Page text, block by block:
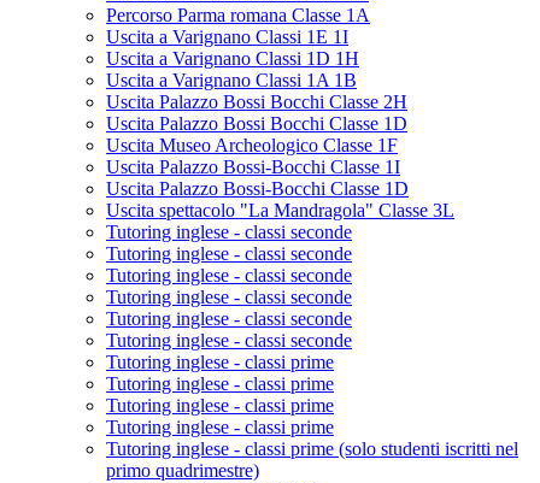
Percorso Parma romana Classe 1A
Uscita a Varignano Classi 1E 1I
Uscita a Varignano Classi 1D 1H
Uscita a Varignano Classi 1A 1B
Uscita Palazzo Bossi Bocchi Classe 2H
Uscita Palazzo Bossi Bocchi Classe 1D
Uscita Museo Archeologico Classe 1F
Uscita Palazzo Bossi-Bocchi Classe 1I
Uscita Palazzo Bossi-Bocchi Classe 1D
Uscita spettacolo "La Mandragola" Classe 3L
Tutoring inglese - classi seconde
Tutoring inglese - classi seconde
Tutoring inglese - classi seconde
Tutoring inglese - classi seconde
Tutoring inglese - classi seconde
Tutoring inglese - classi seconde
Tutoring inglese - classi prime
Tutoring inglese - classi prime
Tutoring inglese - classi prime
Tutoring inglese - classi prime
Tutoring inglese - classi prime (solo studenti iscritti nel
primo quadrimestre)